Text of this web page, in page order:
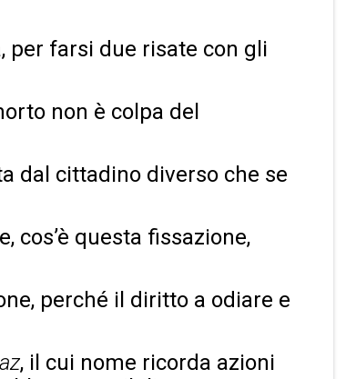
per farsi due risate con gli
non è colpa del
dal cittadino diverso che se
cos’è questa fissazione,
perché il diritto a odiare e
, il cui nome ricorda azioni